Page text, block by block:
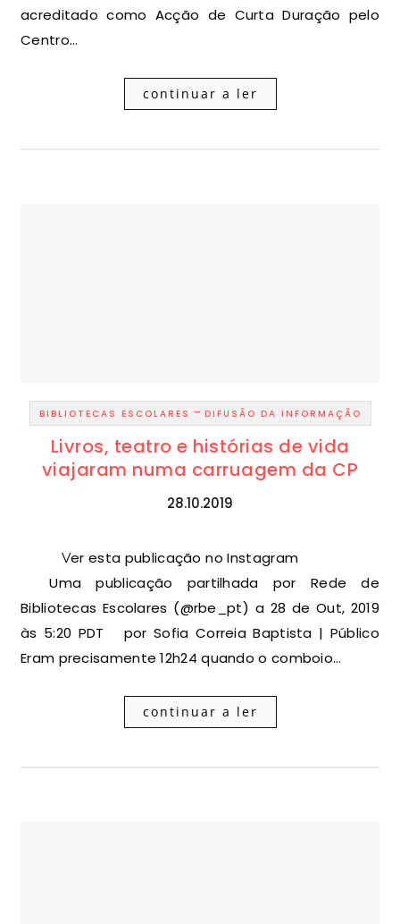
acreditado como Acção de Curta Duração pelo
Centro…
continuar a ler
BIBLIOTECAS ESCOLARES - DIFUSÃO DA INFORMAÇÃO
Livros, teatro e histórias de vida
viajaram numa carruagem da CP
28.10.2019
Ver esta publicação no Instagram
Uma publicação partilhada por Rede de
Bibliotecas Escolares (@rbe_pt) a 28 de Out, 2019
às 5:20 PDT por Sofia Correia Baptista | Público
Eram precisamente 12h24 quando o comboio…
continuar a ler